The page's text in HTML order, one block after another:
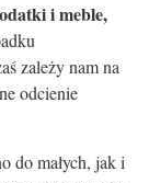
i meble,
zależy nam na
odcienie
do małych, jak i